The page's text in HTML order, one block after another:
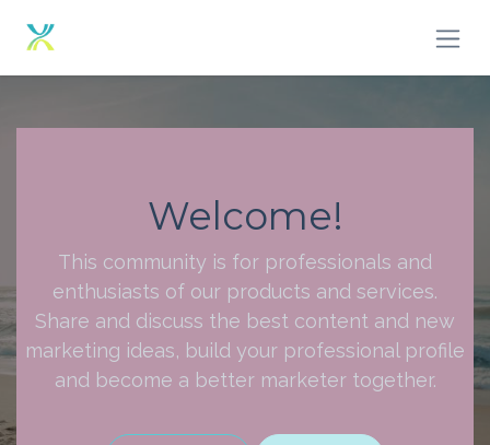
Welcome!
This community is for professionals and
enthusiasts of our products and services.
Share and discuss the best content and new
marketing ideas, build your professional profile
and become a better marketer together.